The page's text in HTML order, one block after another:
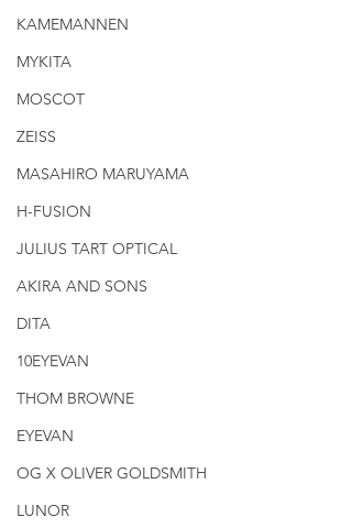
KAMEMANNEN
MYKITA
MOSCOT
ZEISS
MASAHIRO MARUYAMA
H-FUSION
JULIUS TART OPTICAL
AKIRA AND SONS
DITA
10EYEVAN
THOM BROWNE
EYEVAN
OG X OLIVER GOLDSMITH
LUNOR